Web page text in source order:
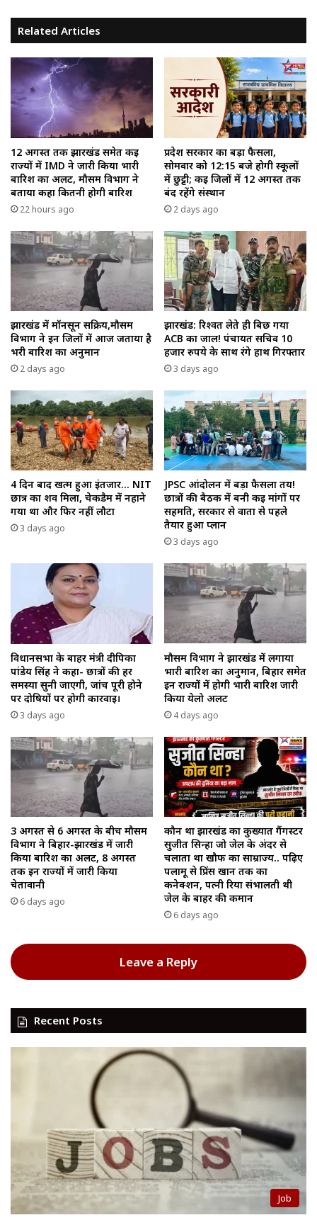
Related Articles
12 अगस्त तक झारखंड समेत कई
राज्यों में IMD ने जारी किया भारी
बारिश का अलर्ट, मौसम विभाग ने
बताया कहा कितनी होगी बारिश
22 hours ago
प्रदेश सरकार का बड़ा फैसला,
सोमवार को 12:15 बजे होगी स्कूलों
में छुट्टी; कई जिलों में 12 अगस्त तक
बंद रहेंगे संस्थान
2 days ago
झारखंड में मॉनसून सक्रिय,मौसम
विभाग ने इन जिलों में आज जताया है
भरी बारिश का अनुमान
2 days ago
झारखंड: रिश्वत लेते ही बिछ गया
ACB का जाल! पंचायत सचिव 10
हजार रुपये के साथ रंगे हाथ गिरफ्तार
3 days ago
4 दिन बाद खत्म हुआ इंतजार… NIT
छात्र का शव मिला, चेकडैम में नहाने
गया था और फिर नहीं लौटा
3 days ago
JPSC आंदोलन में बड़ा फैसला तय!
छात्रों की बैठक में बनी कई मांगों पर
सहमति, सरकार से वार्ता से पहले
तैयार हुआ प्लान
3 days ago
विधानसभा के बाहर मंत्री दीपिका
पांडेय सिंह ने कहा- छात्रों की हर
समस्या सुनी जाएगी, जांच पूरी होने
पर दोषियों पर होगी कार्रवाई।
3 days ago
मौसम विभाग ने झारखंड में लगाया
भारी बारिश का अनुमान, बिहार समेत
इन राज्यों में होगी भारी बारिश जारी
किया येलो अलर्ट
4 days ago
3 अगस्त से 6 अगस्त के बीच मौसम
विभाग ने बिहार-झारखंड में जारी
किया बारिश का अलर्ट, 8 अगस्त
तक इन राज्यों में जारी किया
चेतावानी
6 days ago
कौन था झारखंड का कुख्यात गैंगस्टर
सुजीत सिन्हा जो जेल के अंदर से
चलाता था खौफ का साम्राज्य.. पढ़िए
पलामू से प्रिंस खान तक का
कनेक्शन, पत्नी रिया संभालती थी
जेल के बाहर की कमान
6 days ago
Leave a Reply
Recent Posts
Job